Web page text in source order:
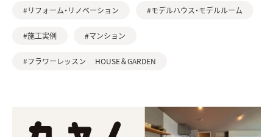
#リフォーム・リノベーション #モデルハウス・モデルルーム
#施工実例 #マンション
#フラワーレッスン HOUSE＆GARDEN